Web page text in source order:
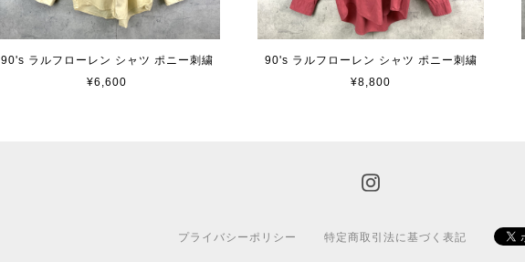
90's ラルフローレン シャツ ポニー刺繍
¥6,600
90's ラルフローレン シャツ ポニー刺繍
¥8,800
プライバシーポリシー 特定商取引法に基づく表記